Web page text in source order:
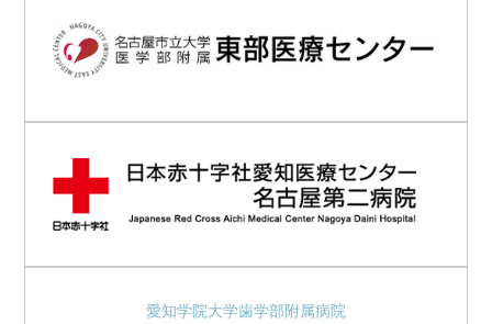
愛知学院大学歯学部附属病院